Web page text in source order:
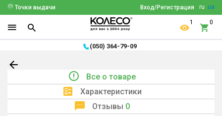
ru ua
Вход/Регистрация
Точки выдачи
1 0
(050) 364-79-09
Все о товаре
Характеристики
Отзывы 0